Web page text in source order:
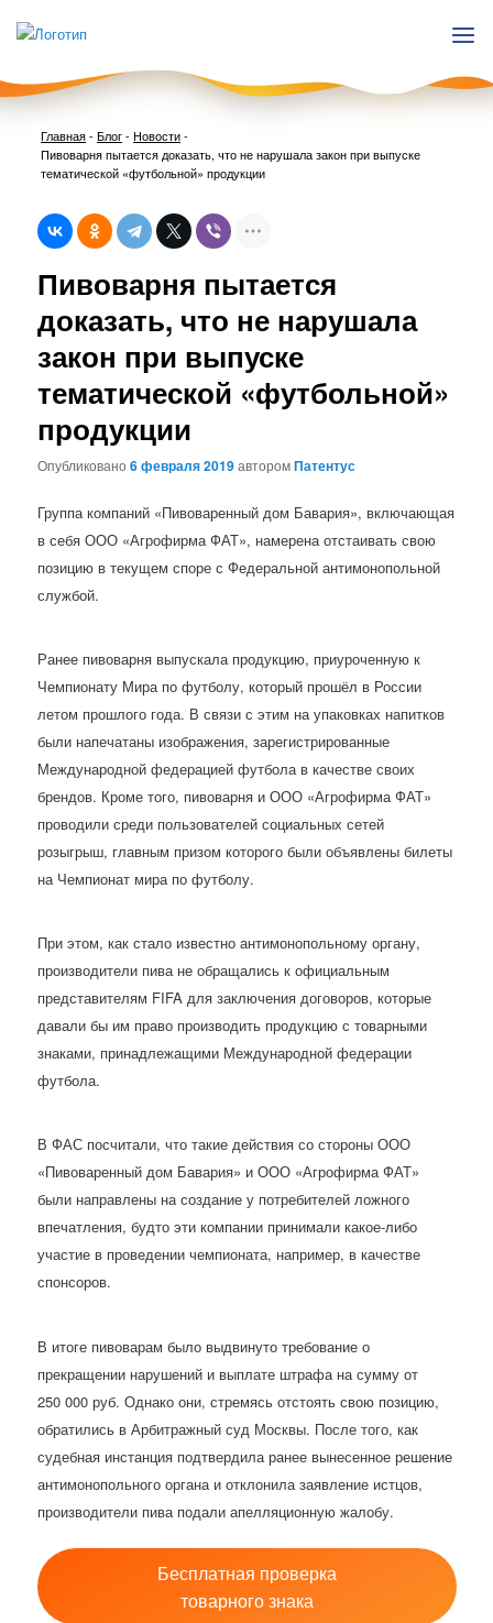
Главная-Блог- Новости-
Пивоварня пытается доказать, что не нарушала закон при выпуске
тематической «футбольной» продукции
Пивоварня пытается
доказать, что не нарушала
закон при выпуске
тематической «футбольной»
продукции
Опубликовано6 февраля 2019авторомПатентус
Группа компаний «Пивоваренный дом Бавария», включающая
в себя ООО «Агрофирма ФАТ», намерена отстаивать свою
позицию в текущем споре с Федеральной антимонопольной
службой.
Ранее пивоварня выпускала продукцию, приуроченную к
Чемпионату Мира по футболу, который прошёл в России
летом прошлого года. В связи с этим на упаковках напитков
были напечатаны изображения, зарегистрированные
Международной федерацией футбола в качестве своих
брендов. Кроме того, пивоварня и ООО «Агрофирма ФАТ»
проводили среди пользователей социальных сетей
розыгрыш, главным призом которого были объявлены билеты
на Чемпионат мира по футболу.
При этом, как стало известно антимонопольному органу,
производители пива не обращались к официальным
представителям FIFA для заключения договоров, которые
давали бы им право производить продукцию с товарными
знаками, принадлежащими Международной федерации
футбола.
В ФАС посчитали, что такие действия со стороны ООО
«Пивоваренный дом Бавария» и ООО «Агрофирма ФАТ»
были направлены на создание у потребителей ложного
впечатления, будто эти компании принимали какое-либо
участие в проведении чемпионата, например, в качестве
спонсоров.
В итоге пивоварам было выдвинуто требование о
прекращении нарушений и выплате штрафа на сумму от
250 000 руб. Однако они, стремясь отстоять свою позицию,
обратились в Арбитражный суд Москвы. После того, как
судебная инстанция подтвердила ранее вынесенное решение
антимонопольного органа и отклонила заявление истцов,
производители пива подали апелляционную жалобу.
Бесплатная проверка
товарного знака